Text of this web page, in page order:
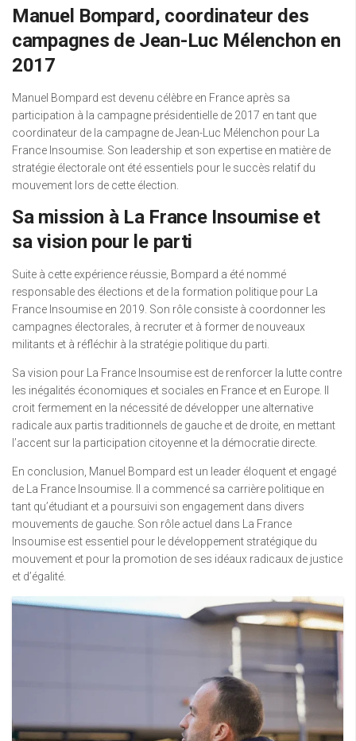
Manuel Bompard, coordinateur des
campagnes de Jean-Luc Mélenchon en
2017
Manuel Bompard est devenu célèbre en France après sa
participation à la campagne présidentielle de 2017 en tant que
coordinateur de la campagne de Jean-Luc Mélenchon pour La
France Insoumise. Son leadership et son expertise en matière de
stratégie électorale ont été essentiels pour le succès relatif du
mouvement lors de cette élection.
Sa mission à La France Insoumise et
sa vision pour le parti
Suite à cette expérience réussie, Bompard a été nommé
responsable des élections et de la formation politique pour La
France Insoumise en 2019. Son rôle consiste à coordonner les
campagnes électorales, à recruter et à former de nouveaux
militants et à réfléchir à la stratégie politique du parti.
Sa vision pour La France Insoumise est de renforcer la lutte contre
les inégalités économiques et sociales en France et en Europe. Il
croit fermement en la nécessité de développer une alternative
radicale aux partis traditionnels de gauche et de droite, en mettant
l’accent sur la participation citoyenne et la démocratie directe.
En conclusion, Manuel Bompard est un leader éloquent et engagé
de La France Insoumise. Il a commencé sa carrière politique en
tant qu’étudiant et a poursuivi son engagement dans divers
mouvements de gauche. Son rôle actuel dans La France
Insoumise est essentiel pour le développement stratégique du
mouvement et pour la promotion de ses idéaux radicaux de justice
et d’égalité.